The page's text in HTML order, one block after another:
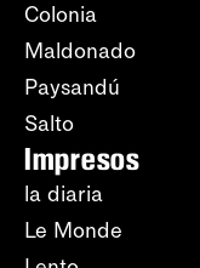
Colonia
Maldonado
Paysandú
Salto
Impresos
la diaria
Le Monde